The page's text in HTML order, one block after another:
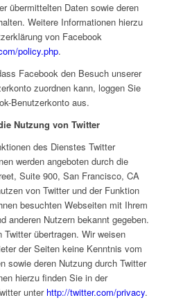
übermittelten Daten sowie deren
Weitere Informationen hierzu
von Facebook
policy.php.
Facebook den Besuch unserer
zuordnen kann, loggen Sie
Benutzerkonto aus.
Nutzung von Twitter
des Dienstes Twitter
werden angeboten durch die
Suite 900, San Francisco, CA
von Twitter und der Funktion
besuchten Webseiten mit Ihrem
anderen Nutzern bekannt gegeben.
Twitter übertragen. Wir weisen
der Seiten keine Kenntnis vom
sowie deren Nutzung durch Twitter
hierzu finden Sie in der
unter http://twitter.com/privacy.